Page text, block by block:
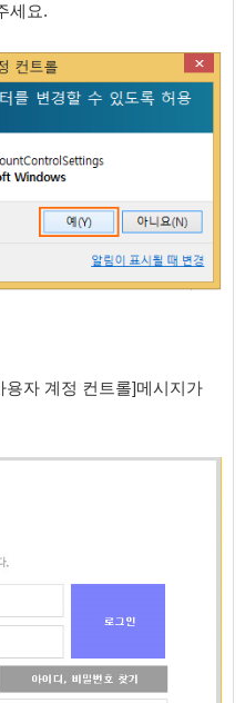
세요.
자 계정 컨트롤]메시지가